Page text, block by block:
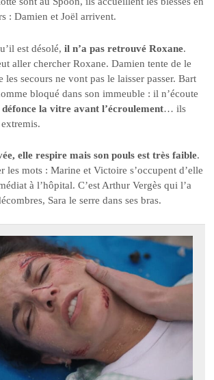
: Damien et Joël arrivent.
est désolé,il n’a pas retrouvé Roxane.
aller chercher Roxane. Damien tente de le
les secours ne vont pas le laisser passer. Bart
bloqué dans son immeuble : il n’écoute
la vitre avant l’écroulement… ils
elle respire mais son pouls est très faible.
les mots : Marine et Victoire s’occupent d’elle
à l’hôpital. C’est Arthur Vergès qui l’a
Sara le serre dans ses bras.